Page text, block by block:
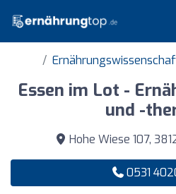
Essen im Lot -
und -
Hohe Wiese 107,
0531